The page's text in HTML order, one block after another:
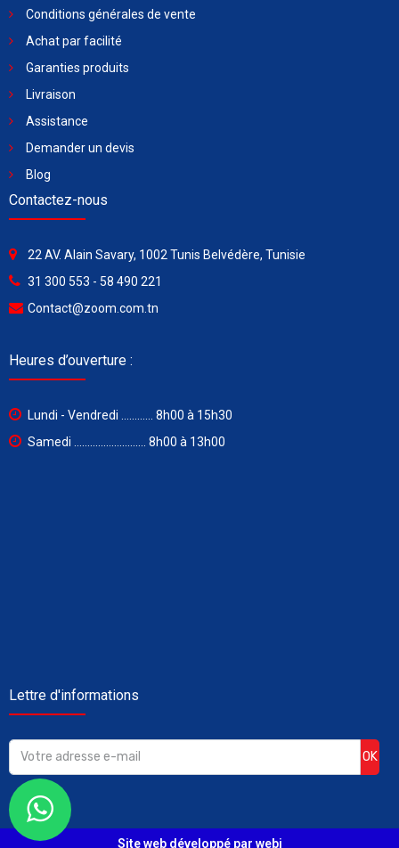
Conditions générales de vente
Achat par facilité
Garanties produits
Livraison
Assistance
Demander un devis
Blog
Contactez-nous
22 AV. Alain Savary, 1002 Tunis Belvédère, Tunisie
31 300 553 - 58 490 221
Contact@zoom.com.tn
Heures d’ouverture :
Lundi - Vendredi ............ 8h00 à 15h30
Samedi ........................... 8h00 à 13h00
Lettre d'informations
OK
Site web développé par webi